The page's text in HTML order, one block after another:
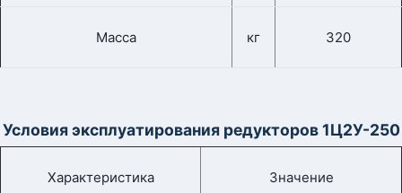
Масса кг 320
Условия эксплуатирования редукторов 1Ц2У-250
Характеристика Значение